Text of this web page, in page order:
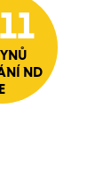
11
ND